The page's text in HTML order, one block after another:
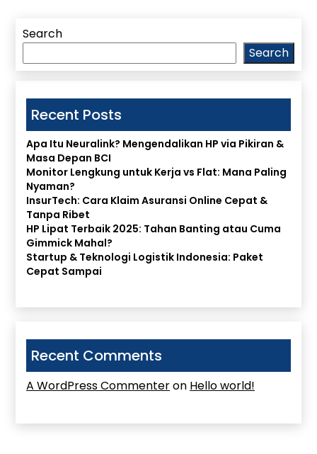
Search
Search
Recent Posts
Apa Itu Neuralink? Mengendalikan HP via Pikiran &
Masa Depan BCI
Monitor Lengkung untuk Kerja vs Flat: Mana Paling
Nyaman?
InsurTech: Cara Klaim Asuransi Online Cepat &
Tanpa Ribet
HP Lipat Terbaik 2025: Tahan Banting atau Cuma
Gimmick Mahal?
Startup & Teknologi Logistik Indonesia: Paket
Cepat Sampai
Recent Comments
A WordPress Commenteron Hello world!